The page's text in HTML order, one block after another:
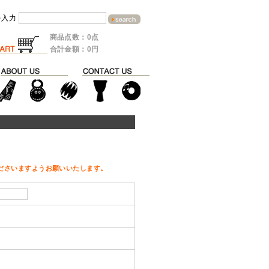
力
商品点数：0点
合計金額：0円
いますようお願いいたします。